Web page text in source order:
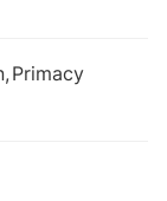
, Primacy